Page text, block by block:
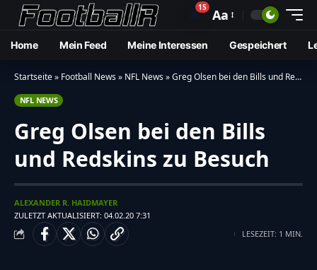
🔔15 Aa
Home Mein Feed Meine Interessen Gespeichert
Startseite» Football News» NFL News»Greg Olsen bei den Bills und Redskins zu Besuch
NFL NEWS
Greg Olsen bei den Bills
und Redskins zu Besuch
ZULETZT AKTUALISIERT: 04.02.20 7:31
ALEXANDER R. HAIDMAYER
LESEZEIT: 1 MIN.